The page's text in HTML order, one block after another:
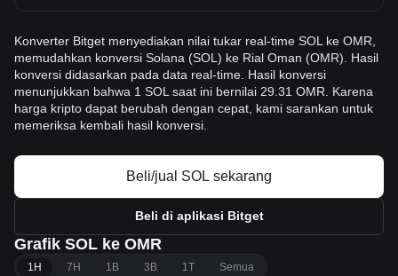
Konverter Bitget menyediakan nilai tukar real-time SOL ke OMR,
memudahkan konversi Solana (SOL) ke Rial Oman (OMR). Hasil
konversi didasarkan pada data real-time. Hasil konversi
menunjukkan bahwa 1 SOL saat ini bernilai 29.31 OMR. Karena
harga kripto dapat berubah dengan cepat, kami sarankan untuk
memeriksa kembali hasil konversi.
Beli/jual SOL sekarang
Beli di aplikasi Bitget
Grafik SOL ke OMR
1H 7H 1B 3B 1T Semua